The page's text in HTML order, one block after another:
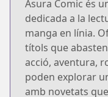
Asura Comic és
dedicada a la
manga en línia.
títols que
acció, aventura,
poden explorar
amb novetats